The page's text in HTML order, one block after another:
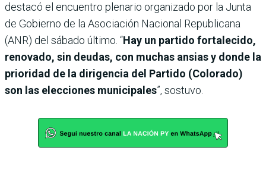
destacó el encuentro plenario organizado por la Junta
de Gobierno de la Asociación Nacional Republicana
(ANR) del sábado último. “Hay un partido fortalecido,
renovado, sin deudas, con muchas ansias y donde la
prioridad de la dirigencia del Partido (Colorado)
son las elecciones municipales”, sostuvo.